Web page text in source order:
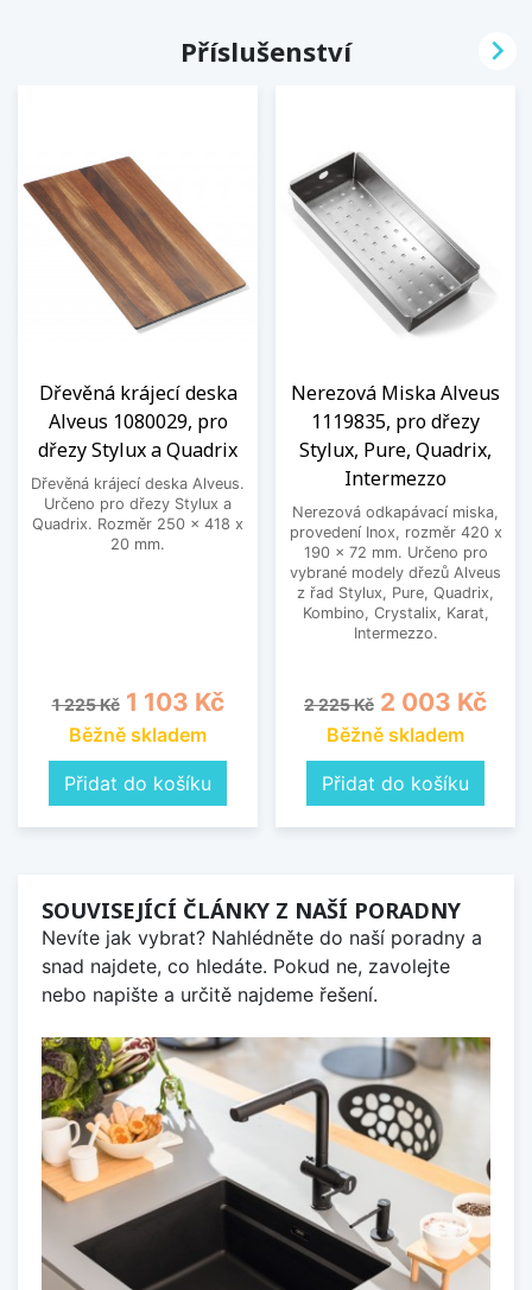
Příslušenství
Dřevěná krájecí deska
Alveus 1080029, pro
dřezy Stylux a Quadrix
Dřevěná krájecí deska Alveus.
Určeno pro dřezy Stylux a
Quadrix. Rozměr 250 x 418 x
20 mm.
Běžná cena
1 225 Kč Cena
1 103 Kč
Běžně skladem
Přidat do košíku
Nerezová Miska Alveus
1119835, pro dřezy
Stylux, Pure, Quadrix,
Intermezzo
Nerezová odkapávací miska,
provedení Inox, rozměr 420 x
190 x 72 mm. Určeno pro
vybrané modely dřezů Alveus
z řad Stylux, Pure, Quadrix,
Kombino, Crystalix, Karat,
Intermezzo.
Běžná cena
2 225 Kč Cena
2 003 Kč
Běžně skladem
Přidat do košíku

SOUVISEJÍCÍ ČLÁNKY Z NAŠÍ PORADNY
Nevíte jak vybrat? Nahlédněte do naší poradny a
snad najdete, co hledáte. Pokud ne, zavolejte
nebo napište a určitě najdeme řešení.